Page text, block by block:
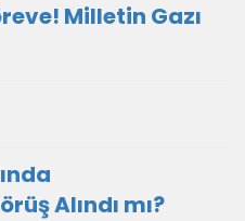
Milletin Gazı
Alındı mı?